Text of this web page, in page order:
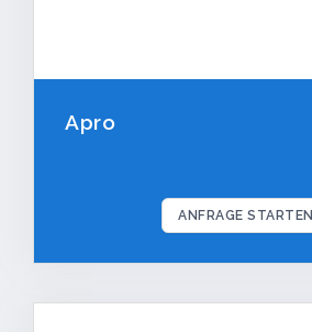
Apro
ANFRAGE STARTEN